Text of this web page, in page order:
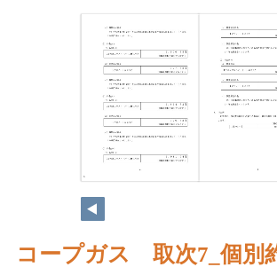
6
コープガス 取次7_個別